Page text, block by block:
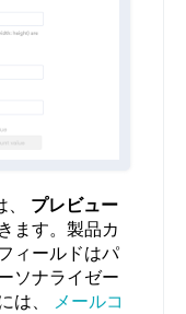
プレビュー
ます。製品カ
ィールドはパ
ソナライゼー
は、
メールコ